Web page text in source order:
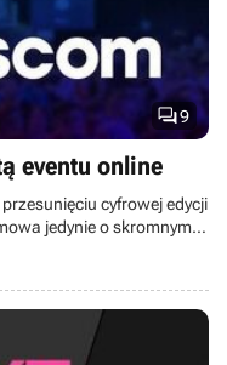
9
eventu online
cyfrowej edycji
jedynie o skromnym